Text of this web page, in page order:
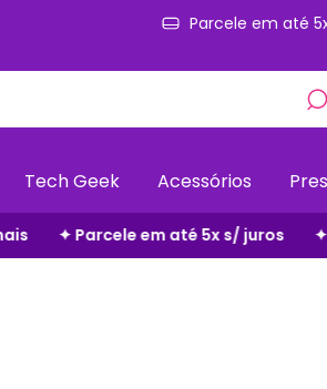
Parcele em até
Tech Geek Acessórios
✦ Frete Grátis em Todo o Site ✦